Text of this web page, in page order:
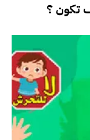
تكون ؟